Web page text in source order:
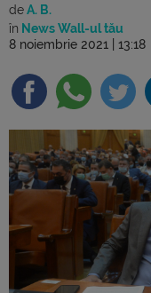
deA. B.
în News Wall-ul tău
8 noiembrie 2021 | 13:18